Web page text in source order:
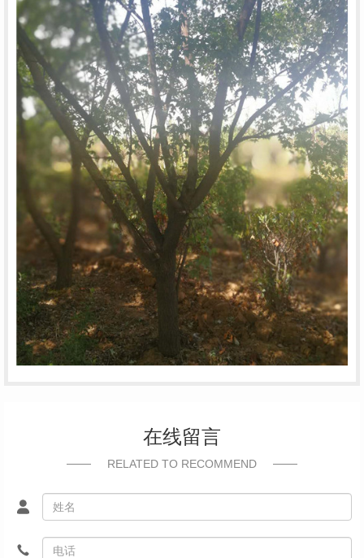
在线留言
RELATED TO RECOMMEND